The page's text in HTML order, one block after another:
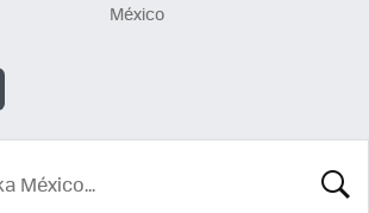
México